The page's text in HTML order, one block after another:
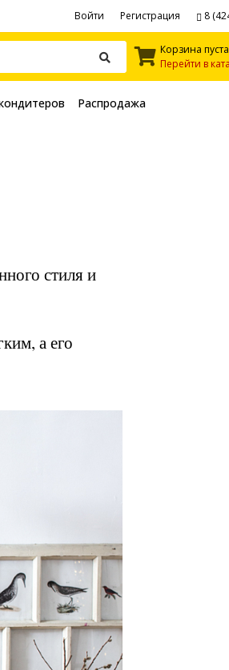
Войти Регистрация 8
Корзина пуста
Перейти в
Распродажа
стиля и
а его